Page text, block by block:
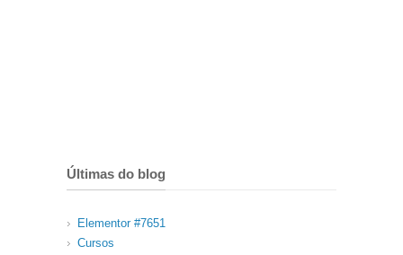
Últimas do blog
Elementor #7651
Cursos